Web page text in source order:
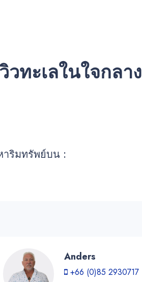
ทะเลในใจกลาง
าริมทรัพย์บน :
Anders
+66 (0)85 2930717